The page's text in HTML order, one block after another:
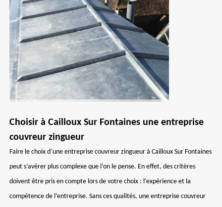
Choisir à Cailloux Sur Fontaines une entreprise
couvreur zingueur
Faire le choix d’une entreprise couvreur zingueur à Cailloux Sur Fontaines
peut s’avérer plus complexe que l’on le pense. En effet, des critères
doivent être pris en compte lors de votre choix : l’expérience et la
compétence de l’entreprise. Sans ces qualités, une entreprise couvreur